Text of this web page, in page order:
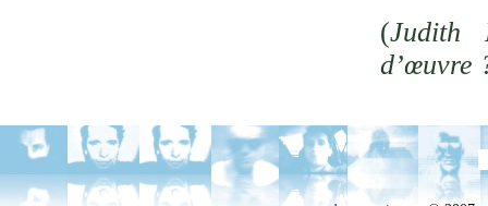
(Judith
d’œuvre